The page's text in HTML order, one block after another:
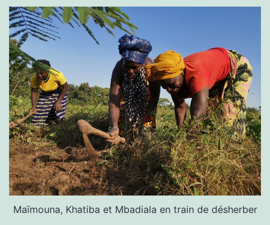
Maïmouna, Khatiba et Mbadiala en train de désherber